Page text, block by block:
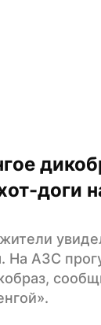
доги
На АЗС